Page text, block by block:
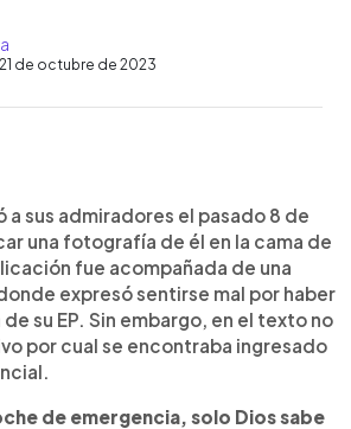
de octubre de 2023
artículo
a sus admiradores el pasado 8 de
una fotografía de él en la cama de
fue acompañada de una
expresó sentirse mal por haber
su EP. Sin embargo, en el texto no
por cual se encontraba ingresado
de emergencia, solo Dios sabe